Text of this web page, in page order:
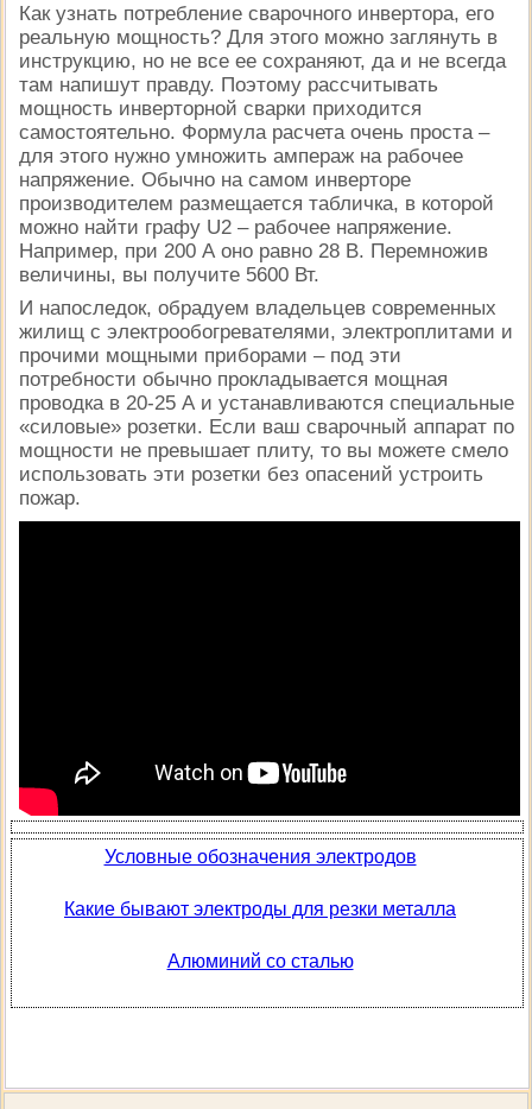
Как узнать потребление сварочного инвертора, его
реальную мощность? Для этого можно заглянуть в
инструкцию, но не все ее сохраняют, да и не всегда
там напишут правду. Поэтому рассчитывать
мощность инверторной сварки приходится
самостоятельно. Формула расчета очень проста –
для этого нужно умножить ампераж на рабочее
напряжение. Обычно на самом инверторе
производителем размещается табличка, в которой
можно найти графу U2 – рабочее напряжение.
Например, при 200 А оно равно 28 В. Перемножив
величины, вы получите 5600 Вт.
И напоследок, обрадуем владельцев современных
жилищ с электрообогревателями, электроплитами и
прочими мощными приборами – под эти
потребности обычно прокладывается мощная
проводка в 20-25 А и устанавливаются специальные
«силовые» розетки. Если ваш сварочный аппарат по
мощности не превышает плиту, то вы можете смело
использовать эти розетки без опасений устроить
пожар.
Условные обозначения электродов
Какие бывают электроды для резки металла
Алюминий со сталью